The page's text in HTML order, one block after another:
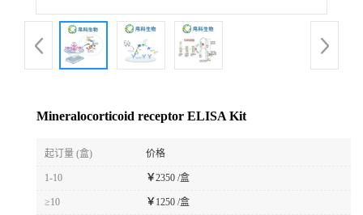
Mineralocorticoid receptor ELISA Kit
起订量 (盒) 价格
1-10 ￥2350 /盒
≥10 ￥ 1250 /盒